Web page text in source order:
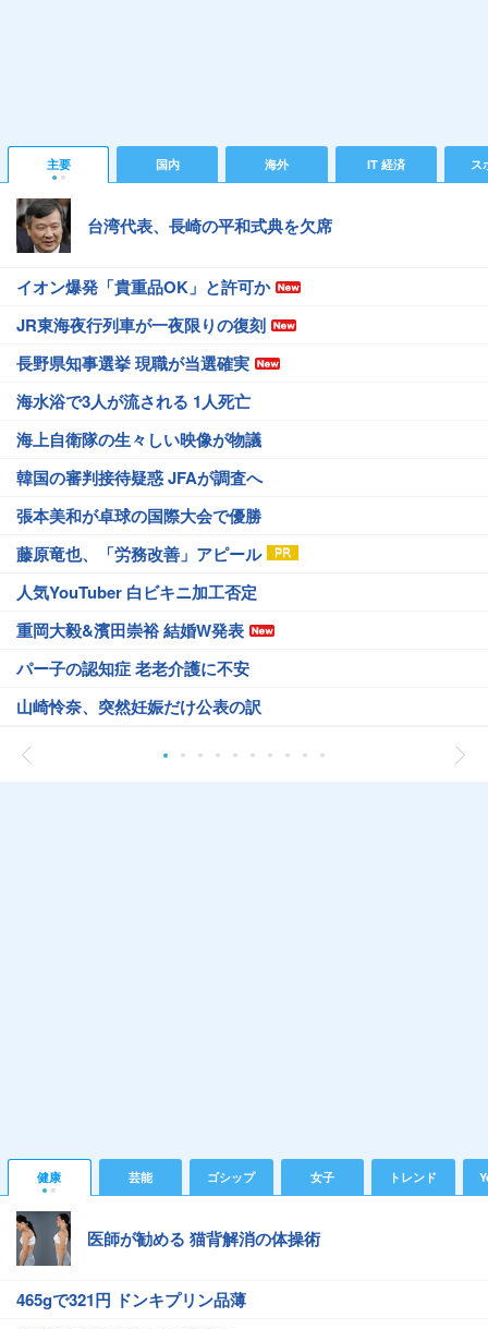
主要 国内 海外 IT 経済 ス
台湾代表、長崎の平和式典を欠席
イオン爆発「貴重品OK」と許可か
JR東海夜行列車が一夜限りの復刻
長野県知事選挙 現職が当選確実
海水浴で3人が流される 1人死亡
海上自衛隊の生々しい映像が物議
韓国の審判接待疑惑 JFAが調査へ
張本美和が卓球の国際大会で優勝
藤原竜也、「労務改善」アピール
人気YouTuber 白ビキニ加工否定
重岡大毅&濱田崇裕 結婚W発表
パー子の認知症 老老介護に不安
山崎怜奈、突然妊娠だけ公表の訳
健康 芸能 ゴシップ 女子 トレンド
医師が勧める 猫背解消の体操術
465gで321円 ドンキプリン品薄